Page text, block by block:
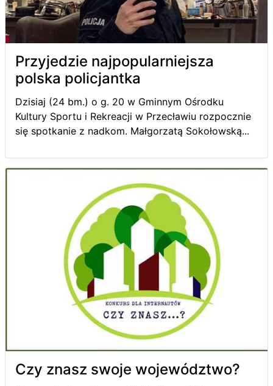
Przyjedzie najpopularniejsza
polska policjantka
Dzisiaj (24 bm.) o g. 20 w Gminnym Ośrodku
Kultury Sportu i Rekreacji w Przecławiu rozpocznie
się spotkanie z nadkom. Małgorzatą Sokołowską...
Czy znasz swoje województwo?